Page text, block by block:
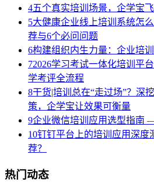
4五个真实培训场景，企学宝
5大健康企业线上培训系统怎
荐与6个必问问题
6构建组织内生力量：企业培
72026学习考试一体化培训平
学考评全流程
8干货|培训总在“走过场”？深
策，企学宝让效果可衡量
9企业微信培训应用选型指南
10钉钉平台上的培训应用深度
荐？
热门动态